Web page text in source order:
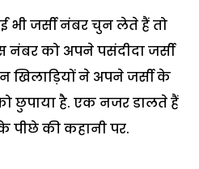
भी जर्सी नंबर चुन लेते हैं तो
को अपने पसंदीदा जर्सी
खिलाड़ियों ने अपने जर्सी के
छुपाया है. एक नजर डालते हैं
पीछे की कहानी पर.